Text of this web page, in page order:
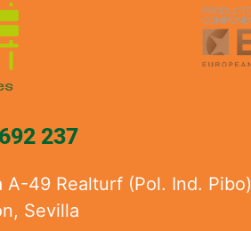
237
49 Realturf (Pol. Ind. Pibo)
Sevilla